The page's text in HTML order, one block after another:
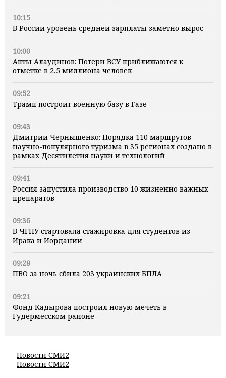
10:15
В России уровень средней зарплаты заметно вырос
10:00
Апты Алаудинов: Потери ВСУ приближаются к
отметке в 2,5 миллиона человек
09:52
Трамп построит военную базу в Газе
09:43
Дмитрий Чернышенко: Порядка 110 маршрутов
научно-популярного туризма в 35 регионах создано в
рамках Десятилетия науки и технологий
09:41
Россия запустила производство 10 жизненно важных
препаратов
09:36
В ЧГПУ стартовала стажировка для студентов из
Ирака и Иордании
09:28
ПВО за ночь сбила 203 украинских БПЛА
09:21
Фонд Кадырова построил новую мечеть в
Гудермесском районе
Новости СМИ2
Новости СМИ2